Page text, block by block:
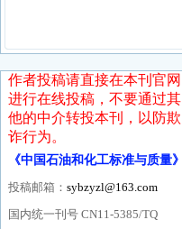
作者投稿请直接在本刊官网
进行在线投稿，不要通过其
他的中介转投本刊，以防欺
诈行为。
《中国石油和化工标准与质量》
投稿邮箱： sybzyzl@163.com
国内统一刊号 CN11-5385/TQ